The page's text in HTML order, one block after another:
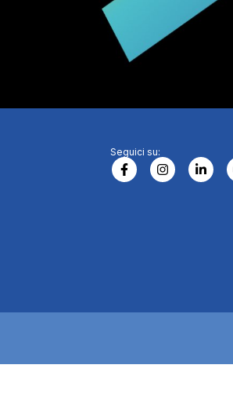
Seguici su: